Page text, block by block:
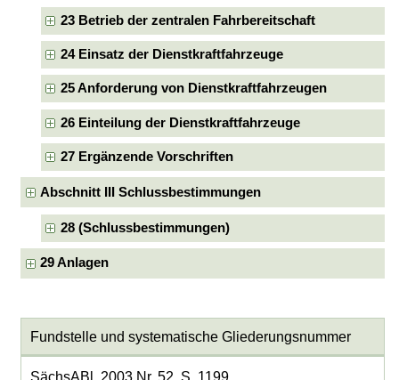
23 Betrieb der zentralen Fahrbereitschaft
24 Einsatz der Dienstkraftfahrzeuge
25 Anforderung von Dienstkraftfahrzeugen
26 Einteilung der Dienstkraftfahrzeuge
27 Ergänzende Vorschriften
Abschnitt III Schlussbestimmungen
28 (Schlussbestimmungen)
29 Anlagen
Fundstelle und systematische Gliederungsnummer
SächsABl. 2003 Nr. 52, S. 1199